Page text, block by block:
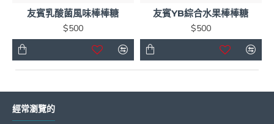
友賓乳酸菌風味棒棒糖
$500
友賓YB綜合水果棒棒糖
$500
經常瀏覽的